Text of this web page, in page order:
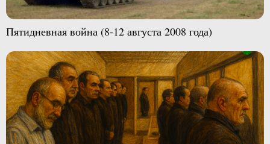
Пятидневная война (8-12 августа 2008 года)